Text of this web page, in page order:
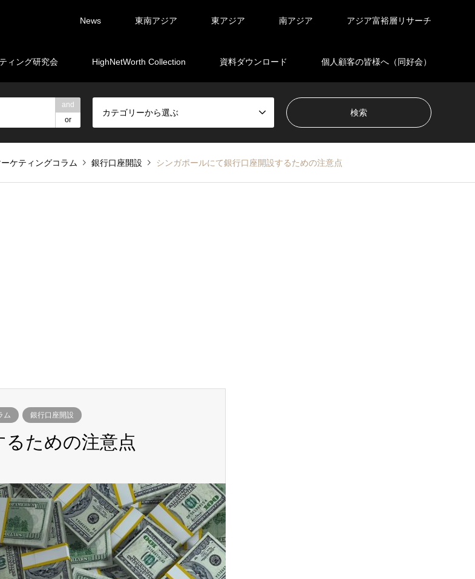
News 東南アジア 東アジア 南アジア アジア富裕層リサーチ
ィング研究会 HighNetWorth Collection 資料ダウンロード 個人顧客の皆様へ（同好会）
and
or
カテゴリーから選ぶ
ケティングコラム 銀行口座開設 シンガポールにて銀行口座開設するための注意点
ム 銀行口座開設
ための注意点